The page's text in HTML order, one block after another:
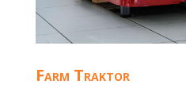
Farm Traktor